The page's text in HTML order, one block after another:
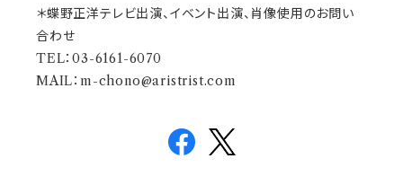
＊蝶野正洋テレビ出演、イベント出演、肖像使用のお問い
合わせ
TEL：03-6161-6070
MAIL： m-chono@aristrist.com